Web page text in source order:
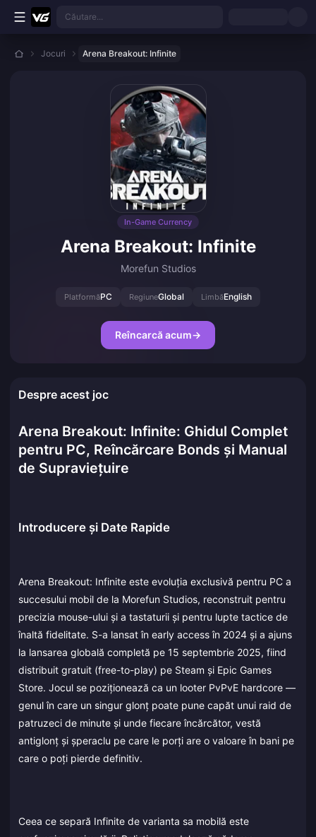
Treci la conținutul principal
Căutare...
Jocuri Arena Breakout: Infinite
In-Game Currency
Arena Breakout: Infinite
Morefun Studios
PlatformăPC RegiuneGlobal LimbăEnglish
Reîncarcă acum→
Despre acest joc
Arena Breakout: Infinite: Ghidul Complet
pentru PC, Reîncărcare Bonds și Manual
de Supraviețuire
Introducere și Date Rapide
Arena Breakout: Infinite este evoluția exclusivă pentru PC a
succesului mobil de la Morefun Studios, reconstruit pentru
precizia mouse-ului și a tastaturii și pentru lupte tactice de
înaltă fidelitate. S-a lansat în early access în 2024 și a ajuns
la lansarea globală completă pe 15 septembrie 2025, fiind
distribuit gratuit (free-to-play) pe Steam și Epic Games
Store. Jocul se poziționează ca un looter PvPvE hardcore —
genul în care un singur glonț poate pune capăt unui raid de
patruzeci de minute și unde fiecare încărcător, vestă
antiglonț și șperaclu pe care le porți are o valoare în bani pe
care o poți pierde definitiv.
Ceea ce separă Infinite de varianta sa mobilă este